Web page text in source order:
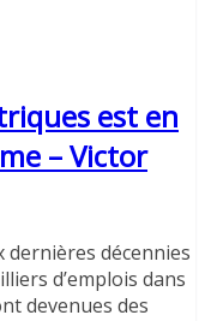
est en
– Victor
dernières décennies
d’emplois dans
devenues des